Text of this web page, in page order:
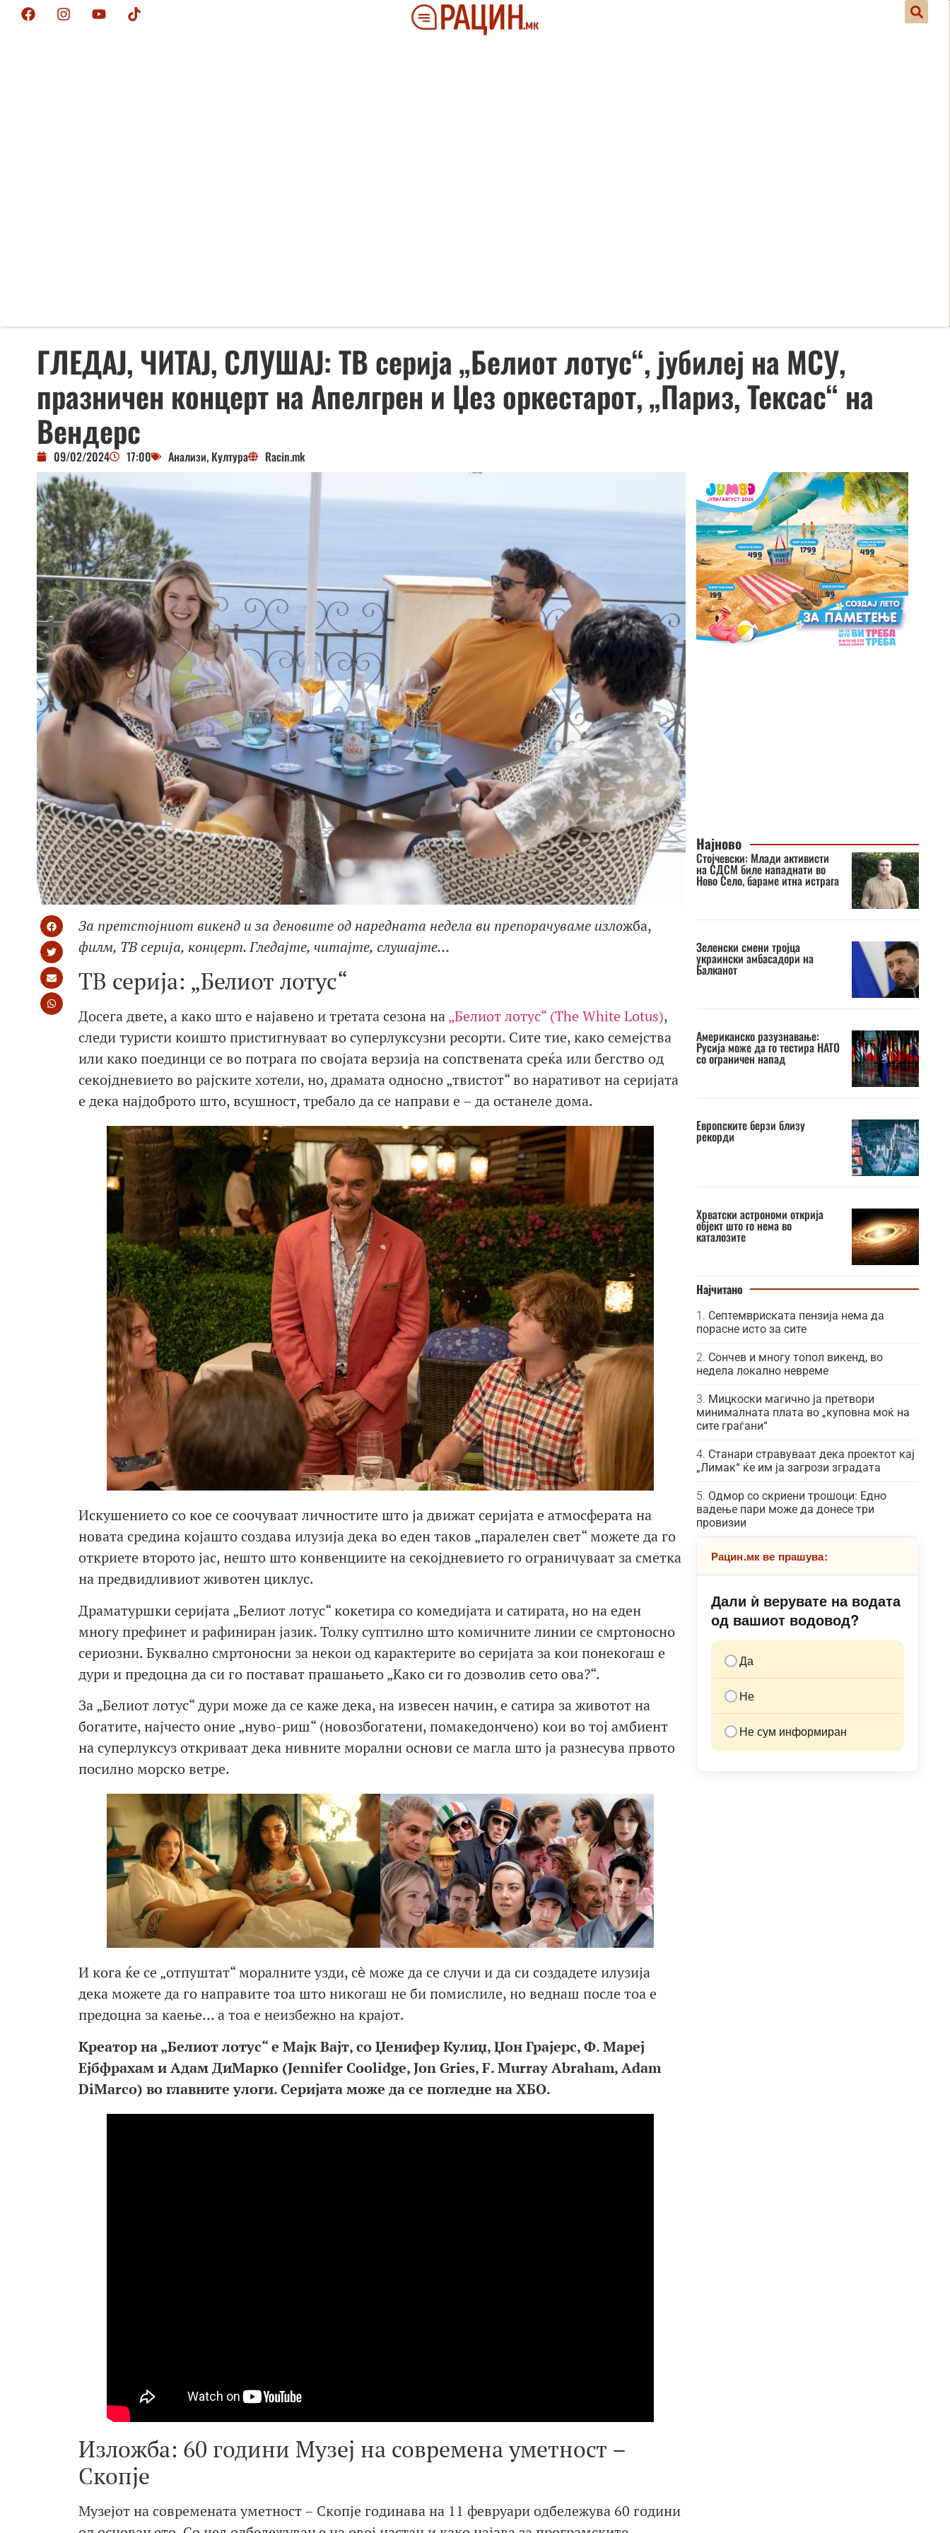
ГЛЕДАЈ, ЧИТАЈ, СЛУШАЈ: ТВ серија „Белиот лотус“, јубилеј на МСУ,
празничен концерт на Апелгрен и Џез оркестарот, „Париз, Тексас“ на
Вендерс
09/02/2024 17:00 Анализи, Култура Racin.mk
За претстојниот викенд и за деновите од наредната недела ви препорачуваме изложба,
филм, ТВ серија, концерт. Гледајте, читајте, слушајте…
ТВ серија: „Белиот лотус“
Досега двете, а како што е најавено и третата сезона на„Белиот лотус“ (The White Lotus),
следи туристи коишто пристигнуваат во суперлуксузни ресорти. Сите тие, како семејства
или како поединци се во потрага по својата верзија на сопствената среќа или бегство од
секојдневието во рајските хотели, но, драмата односно „твистот“ во наративот на серијата
е дека најдоброто што, всушност, требало да се направи е – да останеле дома.
Искушението со кое се соочуваат личностите што ја движат серијата е атмосферата на
новата средина којашто создава илузија дека во еден таков „паралелен свет“ можете да го
откриете второто јас, нешто што конвенциите на секојдневието го ограничуваат за сметка
на предвидливиот животен циклус.
Драматуршки серијата „Белиот лотус“ кокетира со комедијата и сатирата, но на еден
многу префинет и рафиниран јазик. Толку суптилно што комичните линии се смртоносно
сериозни. Буквално смртоносни за некои од карактерите во серијата за кои понекогаш е
дури и предоцна да си го постават прашањето „Како си го дозволив сето ова?“.
За „Белиот лотус“ дури може да се каже дека, на извесен начин, е сатира за животот на
богатите, најчесто оние „нуво-риш“ (новозбогатени, помакедончено) кои во тој амбиент
на суперлуксуз откриваат дека нивните морални основи се магла што ја разнесува првото
посилно морско ветре.
И кога ќе се „отпуштат“ моралните узди, сѐ може да се случи и да си создадете илузија
дека можете да го направите тоа што никогаш не би помислиле, но веднаш после тоа е
предоцна за каење… а тоа е неизбежно на крајот.
Креатор на „Белиот лотус“ е Мајк Вајт, со Џенифер Кулиџ, Џон Грајерс, Ф. Мареј
Ејбфрахам и Адам ДиМарко (Jennifer Coolidge, Jon Gries, F. Murray Abraham, Adam
DiMarco) во главните улоги. Серијата може да се погледне на ХБО.
Изложба: 60 години Музеј на современа уметност –
Скопје
Музејот на современата уметност – Скопје годинава на 11 февруари одбележува 60 години
Најново
Стојчевски: Млади активисти
на СДСМ биле нападнати во
Ново Село, бараме итна истрага
Зеленски смени тројца
украински амбасадори на
Балканот
Американско разузнавање:
Русија може да го тестира НАТО
со ограничен напад
Европските берзи близу
рекорди
Хрватски астрономи открија
објект што го нема во
каталозите
Најчитано
Септемвриската пензија нема да
порасне исто за сите
Сончев и многу топол викенд, во
недела локално невреме
Мицкоски магично ја претвори
минималната плата во „куповна моќ на
сите граѓани“
Станари стравуваат дека проектот кај
„Лимак“ ќе им ја загрози зградата
Одмор со скриени трошоци: Едно
вадење пари може да донесе три
провизии
Рацин.мк ве прашува:
Дали ѝ верувате на водата
од вашиот водовод?
Да
Не
Не сум информиран